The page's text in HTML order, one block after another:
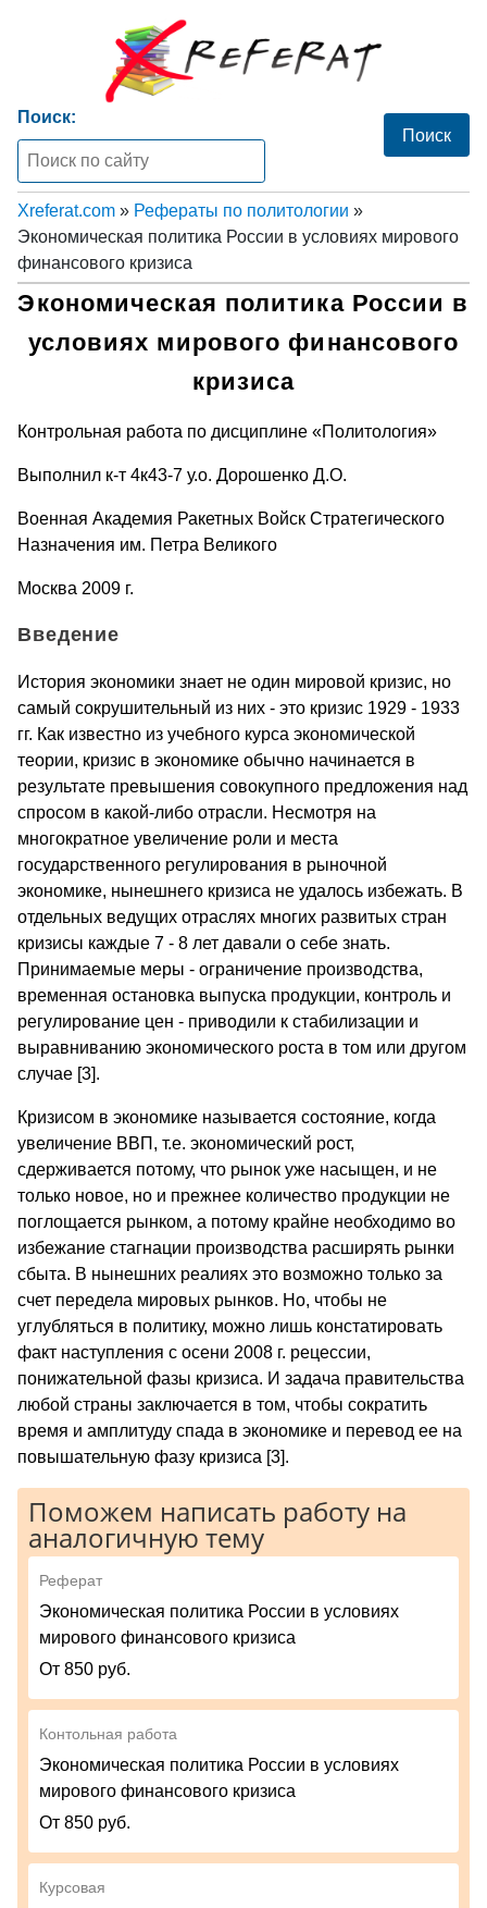
Поиск:
Xreferat.com » Рефераты по политологии »
Экономическая политика России в условиях мирового
финансового кризиса
Экономическая политика России в
условиях мирового финансового
кризиса
Контрольная работа по дисциплине «Политология»
Выполнил к-т 4к43-7 у.о. Дорошенко Д.О.
Военная Академия Ракетных Войск Стратегического
Назначения им. Петра Великого
Москва 2009 г.
Введение
История экономики знает не один мировой кризис, но
самый сокрушительный из них - это кризис 1929 - 1933
гг. Как известно из учебного курса экономической
теории, кризис в экономике обычно начинается в
результате превышения совокупного предложения над
спросом в какой-либо отрасли. Несмотря на
многократное увеличение роли и места
государственного регулирования в рыночной
экономике, нынешнего кризиса не удалось избежать. В
отдельных ведущих отраслях многих развитых стран
кризисы каждые 7 - 8 лет давали о себе знать.
Принимаемые меры - ограничение производства,
временная остановка выпуска продукции, контроль и
регулирование цен - приводили к стабилизации и
выравниванию экономического роста в том или другом
случае [3].
Кризисом в экономике называется состояние, когда
увеличение ВВП, т.е. экономический рост,
сдерживается потому, что рынок уже насыщен, и не
только новое, но и прежнее количество продукции не
поглощается рынком, а потому крайне необходимо во
избежание стагнации производства расширять рынки
сбыта. В нынешних реалиях это возможно только за
счет передела мировых рынков. Но, чтобы не
углубляться в политику, можно лишь констатировать
факт наступления с осени 2008 г. рецессии,
понижательной фазы кризиса. И задача правительства
любой страны заключается в том, чтобы сократить
время и амплитуду спада в экономике и перевод ее на
повышательную фазу кризиса [3].
Поможем написать работу на
аналогичную тему
Реферат
Экономическая политика России в условиях
мирового финансового кризиса
От 850 руб.
Контольная работа
Экономическая политика России в условиях
мирового финансового кризиса
От 850 руб.
Курсовая